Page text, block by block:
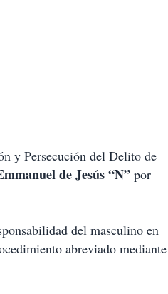
y Persecución del Delito de
de Jesús “N” por
del masculino en
abreviado mediante